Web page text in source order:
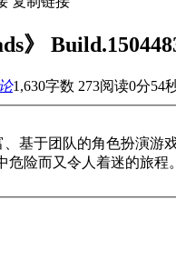
》
1,630字数 273阅读0分54
、基于团队的角色扮演
危险而又令人着迷的旅程